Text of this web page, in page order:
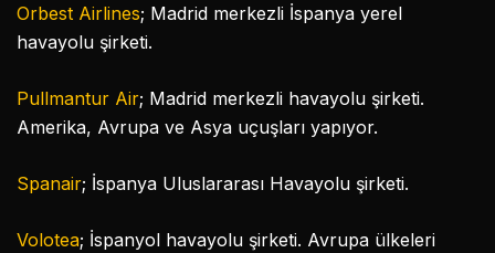
Orbest Airlines; Madrid merkezli İspanya yerel
havayolu şirketi.
Pullmantur Air; Madrid merkezli havayolu şirketi.
Amerika, Avrupa ve Asya uçuşları yapıyor.
Spanair; İspanya Uluslararası Havayolu şirketi.
Volotea; İspanyol havayolu şirketi. Avrupa ülkeleri